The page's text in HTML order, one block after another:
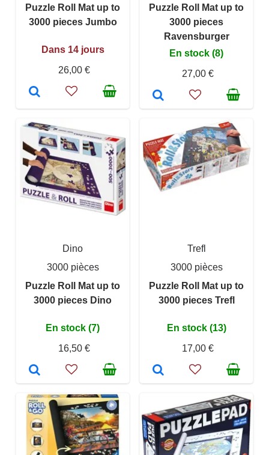
Puzzle Roll Mat up to
3000 pieces Jumbo
Dans 14 jours
26,00 €
Puzzle Roll Mat up to
3000 pieces
Ravensburger
En stock (8)
27,00 €
Dino
3000 pièces
Puzzle Roll Mat up to
3000 pieces Dino
En stock (7)
16,50 €
Trefl
3000 pièces
Puzzle Roll Mat up to
3000 pieces Trefl
En stock (13)
17,00 €